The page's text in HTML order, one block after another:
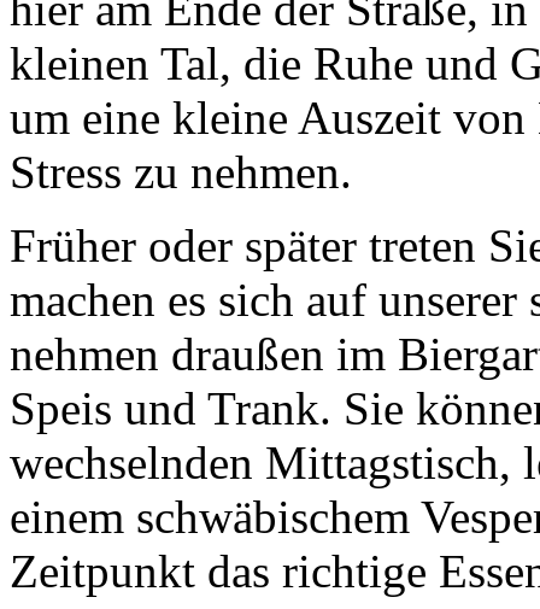
kleinen Tal, die Ruhe und
um eine kleine Auszeit
Stress zu nehmen.
Früher oder später treten
machen es sich auf
nehmen draußen im
Speis und Trank. Sie
wechselnden Mittagstisch,
einem schwäbischem
Zeitpunkt das richtige